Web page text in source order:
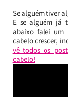
Se alguém tiver
E se alguém já
abaixo falei um
cabelo crescer,
vê todos os
cabelo!